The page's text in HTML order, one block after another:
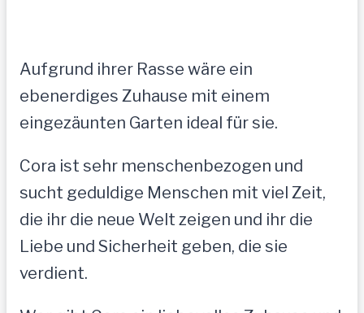
Aufgrund ihrer Rasse wäre ein
ebenerdiges Zuhause mit einem
eingezäunten Garten ideal für sie.
Cora ist sehr menschenbezogen und
sucht geduldige Menschen mit viel Zeit,
die ihr die neue Welt zeigen und ihr die
Liebe und Sicherheit geben, die sie
verdient.